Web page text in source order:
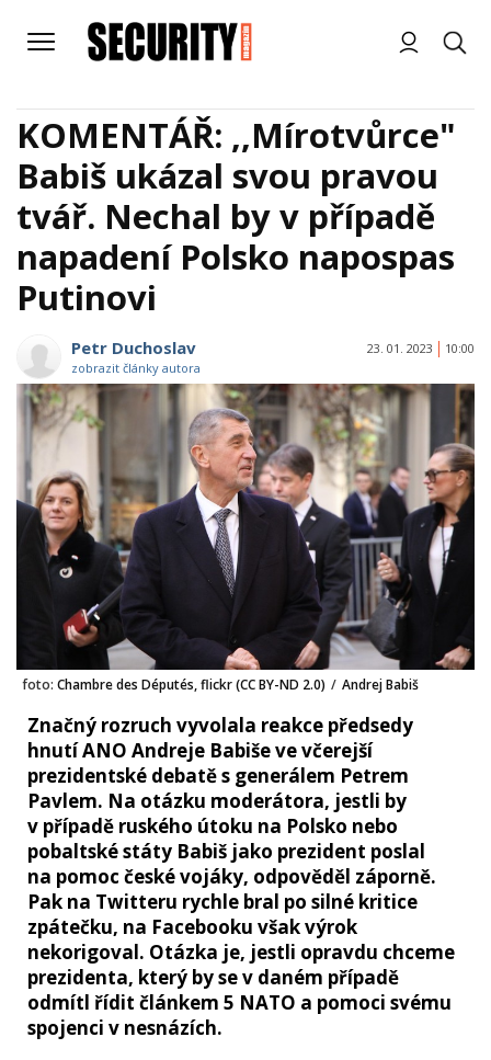
KOMENTÁŘ: ,,Mírotvůrce"
Babiš ukázal svou pravou
tvář. Nechal by v případě
napadení Polsko napospas
Putinovi
Petr Duchoslav
zobrazit články autora
23. 01. 2023 10:00
foto: Chambre des Députés, flickr (CC BY-ND 2.0) / Andrej Babiš
Značný rozruch vyvolala reakce předsedy
hnutí ANO Andreje Babiše ve včerejší
prezidentské debatě s generálem Petrem
Pavlem. Na otázku moderátora, jestli by
v případě ruského útoku na Polsko nebo
pobaltské státy Babiš jako prezident poslal
na pomoc české vojáky, odpověděl záporně.
Pak na Twitteru rychle bral po silné kritice
zpátečku, na Facebooku však výrok
nekorigoval. Otázka je, jestli opravdu chceme
prezidenta, který by se v daném případě
odmítl řídit článkem 5 NATO a pomoci svému
spojenci v nesnázích.